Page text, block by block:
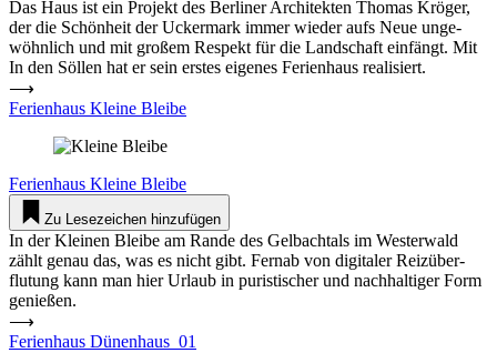
Das Haus ist ein Projekt des Ber­liner Archi­tekten Thomas Kröger,
der die Schönheit der Uckermark immer wieder aufs Neue unge­
wöhnlich und mit großem Respekt für die Land­schaft ein­fängt. Mit
In den Söllen hat er sein erstes eigenes Feri­enhaus rea­li­siert.
⟶
Feri­enhaus Kleine Bleibe
Feri­enhaus Kleine Bleibe
Zu Lesezeichen hinzufügen
In der Kleinen Bleibe am Rande des Gel­bachtals im Wes­terwald
zählt genau das, was es nicht gibt. Fernab von digi­taler Reiz­über­
flutung kann man hier Urlaub in puris­ti­scher und nach­hal­tiger Form
genießen.
⟶
Feri­enhaus Dünenhaus_01